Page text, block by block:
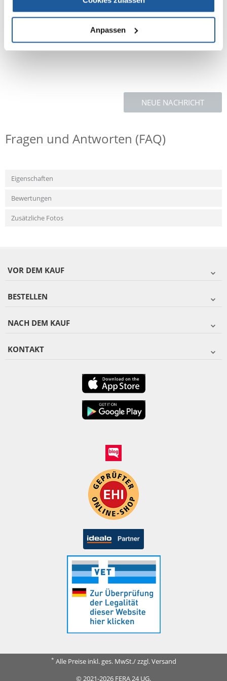
Anpassen
Zinkaminosäurechelat) - 63 mg, Kupfer (Kupfersulfat, Pentahydrat) - 0,4
mg, Mangan (Manganoxid) - 2 mg, Jod (beschichtetes, granuliertes
Kalziumjodat, wasserfrei) - 0,3 mg, Selen (organisches Selen aus dem
Stamm Saccharomyces cerevisiae CNCM I-3060) - 0,001 mg, DL-
NEUE NACHRICHT
Fragen und Antworten (FAQ)
Eigenschaften
Bewertungen
Zusätzliche Fotos
VOR DEM KAUF
BESTELLEN
NACH DEM KAUF
KONTAKT
* Alle Preise inkl. ges. MwSt./ zzgl. Versand
© 2021-2026 FERA 24 UG.